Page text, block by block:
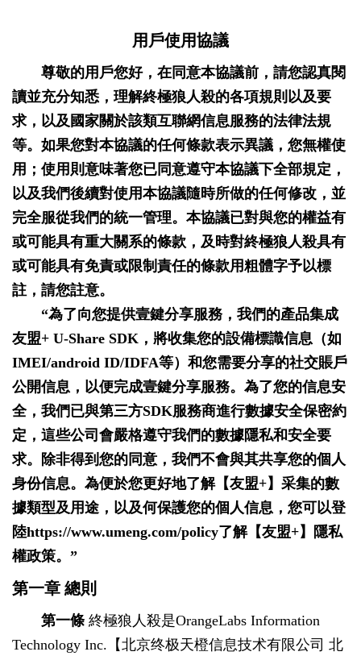
用戶使用協議
尊敬的用戶您好，在同意本協議前，請您認真閱
讀並充分知悉，理解終極狼人殺的各項規則以及要
求，以及國家關於該類互聯網信息服務的法律法規
等。如果您對本協議的任何條款表示異議，您無權使
用；使用則意味著您已同意遵守本協議下全部規定，
以及我們後續對使用本協議隨時所做的任何修改，並
完全服從我們的統一管理。本協議已對與您的權益有
或可能具有重大關系的條款，及時對終極狼人殺具有
或可能具有免責或限制責任的條款用粗體字予以標
註，請您註意。
“為了向您提供壹鍵分享服務，我們的產品集成
友盟+ U-Share SDK，將收集您的設備標識信息（如
IMEI/android ID/IDFA等）和您需要分享的社交賬戶
公開信息，以便完成壹鍵分享服務。為了您的信息安
全，我們已與第三方SDK服務商進行數據安全保密約
定，這些公司會嚴格遵守我們的數據隱私和安全要
求。除非得到您的同意，我們不會與其共享您的個人
身份信息。為便於您更好地了解【友盟+】采集的數
據類型及用途，以及何保護您的個人信息，您可以登
陸https://www.umeng.com/policy了解【友盟+】隱私
權政策。”
第一章 總則
第一條 終極狼人殺是OrangeLabs Information
Technology Inc.【北京终极天橙信息技术有限公司 北